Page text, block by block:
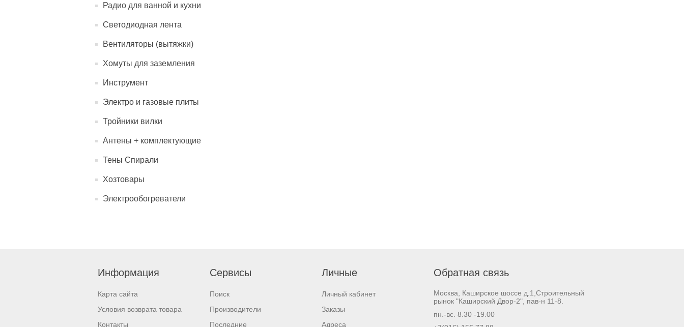
Радио для ванной и кухни
Светодиодная лента
Вентиляторы (вытяжки)
Хомуты для заземления
Инструмент
Электро и газовые плиты
Тройники вилки
Антены + комплектующие
Тены Спирали
Хозтовары
Электрообогреватели
Информация
Карта сайта
Условия возврата товара
Контакты
Сервисы
Поиск
Производители
Последние
Личные
Личный кабинет
Заказы
Адреса
Обратная связь
Москва, Каширское шоссе д.1,Строительный
рынок "Каширский Двор-2", пав-н 11-8.
пн.-вс. 8.30 -19.00